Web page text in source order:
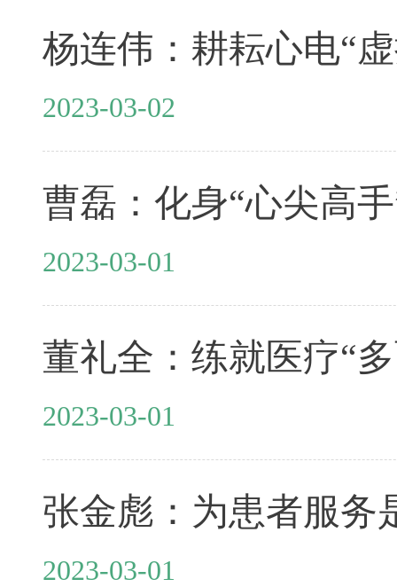
杨连伟：耕耘心电“
2023-03-02
曹磊：化身“心尖高
2023-03-01
董礼全：练就医疗“
2023-03-01
张金彪：为患者服务
2023-03-01